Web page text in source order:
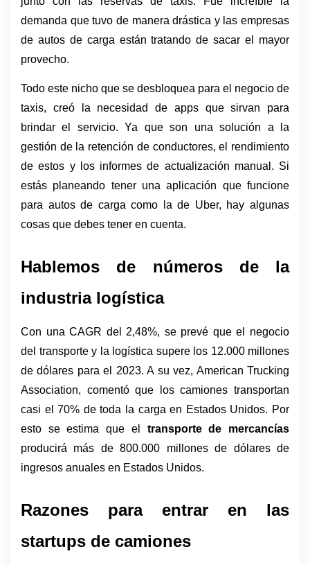
demanda que tuvo de manera drástica y las empresas
de autos de carga están tratando de sacar el mayor
provecho.
Todo este nicho que se desbloquea para el negocio de
taxis, creó la necesidad de apps que sirvan para
brindar el servicio. Ya que son una solución a la
gestión de la retención de conductores, el rendimiento
de estos y los informes de actualización manual. Si
estás planeando tener una aplicación que funcione
para autos de carga como la de Uber, hay algunas
cosas que debes tener en cuenta.
Hablemos de números de la
industria logística
Con una CAGR del 2,48%, se prevé que el negocio
del transporte y la logística supere los 12.000 millones
de dólares para el 2023. A su vez, American Trucking
Association, comentó que los camiones transportan
casi el 70% de toda la carga en Estados Unidos. Por
esto se estima que el transporte de mercancías
producirá más de 800.000 millones de dólares de
ingresos anuales en Estados Unidos.
Razones para entrar en las
startups de camiones